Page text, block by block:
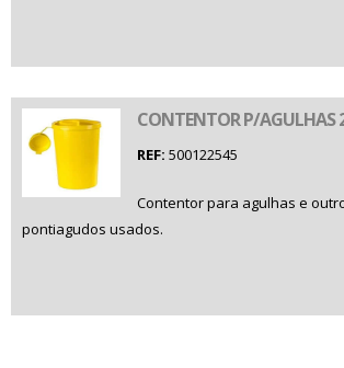
CONTENTOR P/AGULHAS
REF: 500122545
Contentor para agulhas e
pontiagudos usados.